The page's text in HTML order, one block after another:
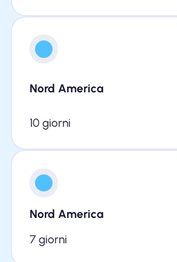
Nord America
10 giorni
Nord America
7 giorni